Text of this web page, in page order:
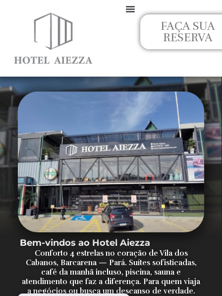
FAÇA SUA
RESERVA
Bem-vindos ao Hotel Aiezza
Conforto 4 estrelas no coração de Vila dos
Cabanos, Barcarena — Pará. Suítes sofisticadas,
café da manhã incluso, piscina, sauna e
atendimento que faz a diferença. Para quem viaja
a negócios ou busca um descanso de verdade.